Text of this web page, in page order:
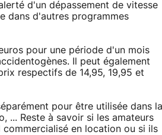
d'un dépassement de vitesse
dans d'autres programmes
pour une période d'un mois
Il peut également
respectifs de 14,95, 19,95 et
pour être utilisée dans la
... Reste à savoir si les amateurs
en location ou si ils